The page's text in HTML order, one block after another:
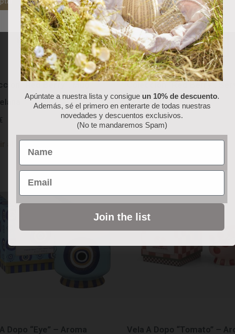
“Red Berry”: Mug
al carrito
de Papel
6.50€
Dopo “Eye” – Aroma
Vela A Dopo “Tomato” –
Apúntate a nuestra lista y consigue un 10% de descuento.
Además, sé el primero en enterarte de todas nuestras
novedades y descuentos exclusivos.
(No te mandaremos Spam)
Name
Email
Join the list